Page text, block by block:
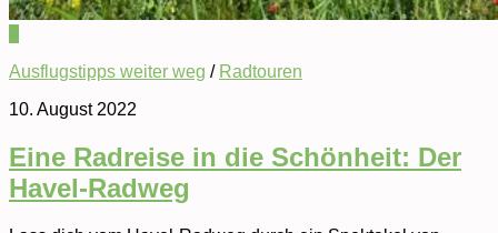
Ausflugstipps weiter weg / Radtouren
10. August 2022
Eine Radreise in die Schönheit: Der
Havel-Radweg